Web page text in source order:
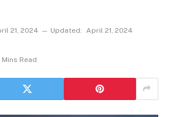
21, 2024 Updated: April 21, 2024
Mins Read